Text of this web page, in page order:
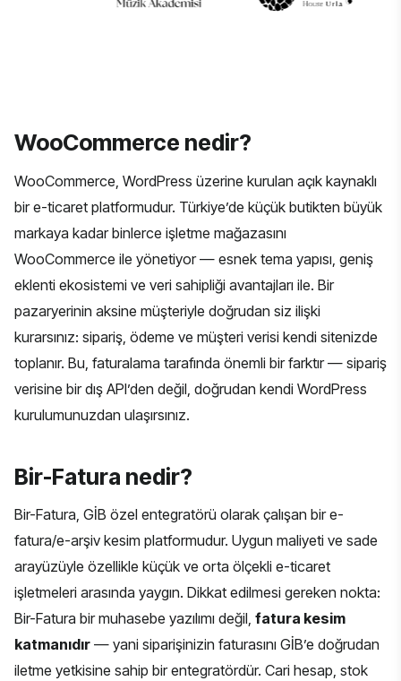
WooCommerce nedir?
WooCommerce, WordPress üzerine kurulan açık kaynaklı
bir e-ticaret platformudur. Türkiye’de küçük butikten büyük
markaya kadar binlerce işletme mağazasını
WooCommerce ile yönetiyor — esnek tema yapısı, geniş
eklenti ekosistemi ve veri sahipliği avantajları ile. Bir
pazaryerinin aksine müşteriyle doğrudan siz ilişki
kurarsınız: sipariş, ödeme ve müşteri verisi kendi sitenizde
toplanır. Bu, faturalama tarafında önemli bir farktır — sipariş
verisine bir dış API’den değil, doğrudan kendi WordPress
kurulumunuzdan ulaşırsınız.
Bir-Fatura nedir?
Bir-Fatura, GİB özel entegratörü olarak çalışan bir e-
fatura/e-arşiv kesim platformudur. Uygun maliyeti ve sade
arayüzüyle özellikle küçük ve orta ölçekli e-ticaret
işletmeleri arasında yaygın. Dikkat edilmesi gereken nokta:
Bir-Fatura bir muhasebe yazılımı değil, fatura kesim
katmanıdır — yani siparişinizin faturasını GİB’e doğrudan
iletme yetkisine sahip bir entegratördür. Cari hesap, stok